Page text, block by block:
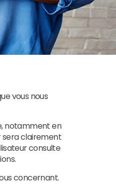
vous nous
notamment en
sera clairement
consulte
concernant.